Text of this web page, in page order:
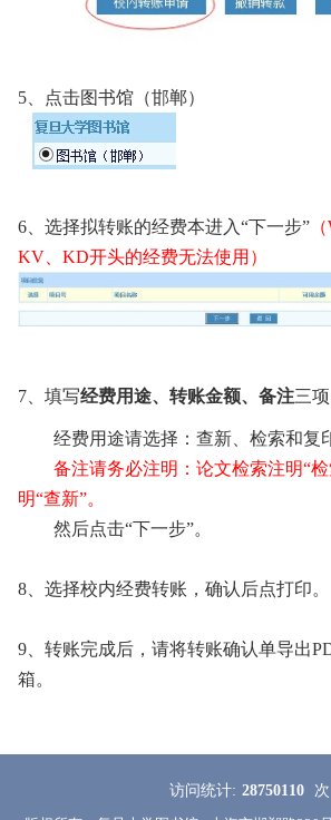
5、点击图书馆（邯郸）
6、选择拟转账的经费本进入“下一步”
KV、KD开头的经费无法使用）
7、填写经费用途、转账金额、备注三项
经费用途请选择：查新、检索和复印
备注请务必注明：论文检索注明“检
明“查新”。
然后点击“下一步”。
8、选择校内经费转账， 确认后点打印。
9、转账完成后，请将转账确认单导出
箱。
访问统计: 28750110
次